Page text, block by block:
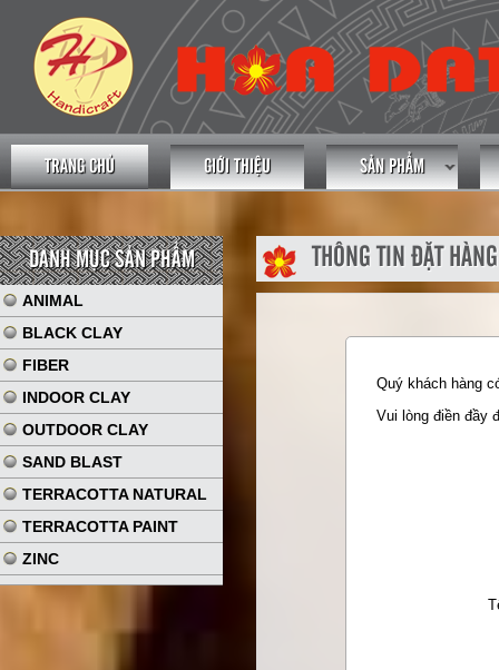
TRANG CHỦ GIỚI THIỆU SẢN PHẨM
DANH MỤC SẢN PHẨM
ANIMAL
BLACK CLAY
FIBER
INDOOR CLAY
OUTDOOR CLAY
SAND BLAST
TERRACOTTA NATURAL
TERRACOTTA PAINT
ZINC
THÔNG TIN ĐẶT HÀNG
Quý khách hàng
Vui lòng điền đầy